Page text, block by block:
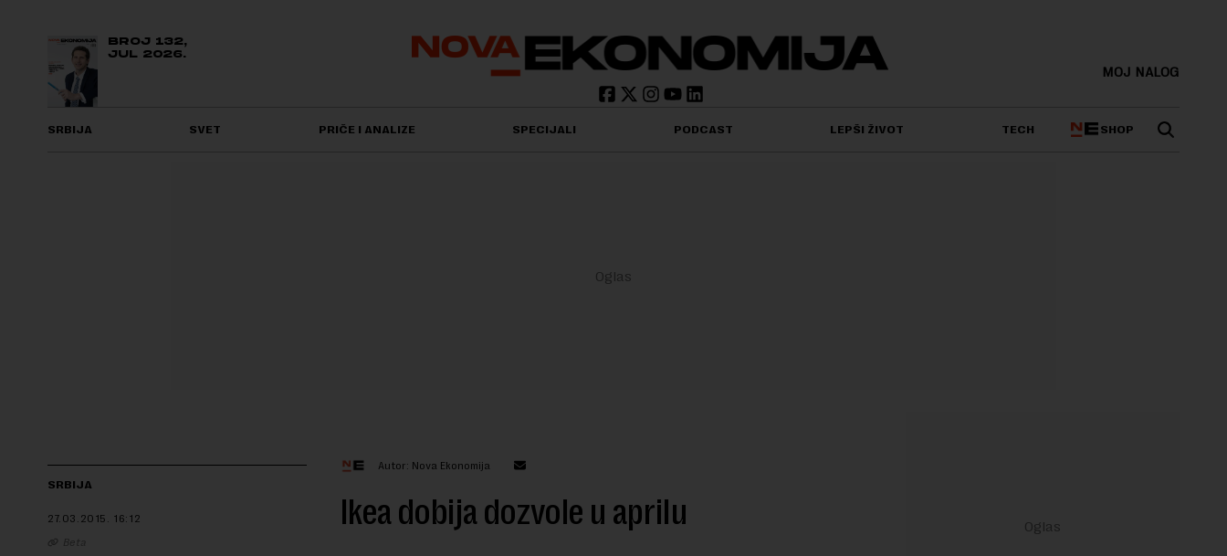
BROJ 132,
JUL 2026.
MOJ NALOG
SRBIJA SVET PRIČE I ANALIZE SPECIJALI PODCAST LEPŠI ŽIVOT TECH SHOP
SRBIJA
27.03.2015. 16:12
Beta
Autor: Nova Ekonomija
Ikea dobija dozvole u aprilu